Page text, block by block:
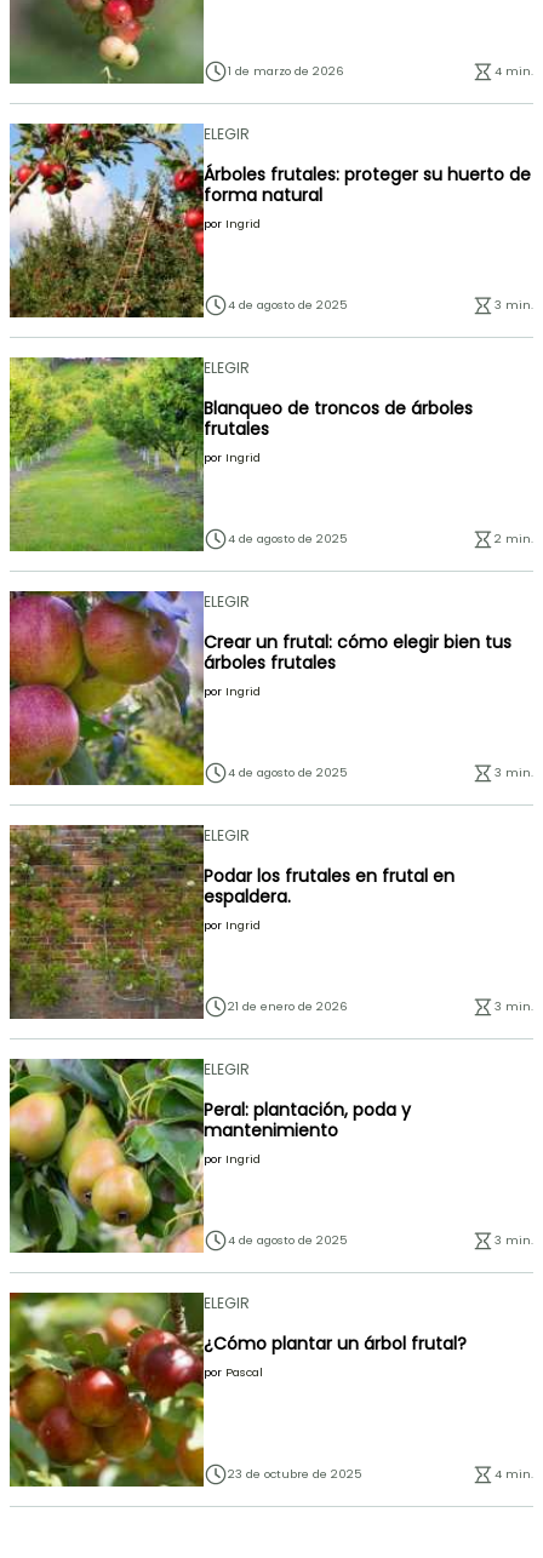
1 de marzo de 2026 4 min.
ELEGIR
Árboles frutales: proteger su huerto de
forma natural
por Ingrid
4 de agosto de 2025 3 min.
ELEGIR
Blanqueo de troncos de árboles
frutales
por Ingrid
4 de agosto de 2025 2 min.
ELEGIR
Crear un frutal: cómo elegir bien tus
árboles frutales
por Ingrid
4 de agosto de 2025 3 min.
ELEGIR
Podar los frutales en frutal en
espaldera.
por Ingrid
21 de enero de 2026 3 min.
ELEGIR
Peral: plantación, poda y
mantenimiento
por Ingrid
4 de agosto de 2025 3 min.
ELEGIR
¿Cómo plantar un árbol frutal?
por Pascal
23 de octubre de 2025 4 min.